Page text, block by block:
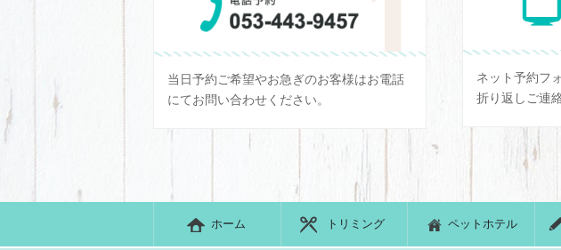
当日予約ご希望やお急ぎのお客様はお電話
にてお問い合わせください。
ネット予約フ
折り返しご連
ホーム トリミング ペットホテル